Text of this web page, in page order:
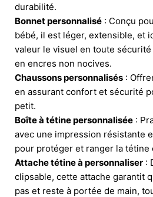
durabilité.
Bonnet personnalisé : Conçu
bébé, il est léger, extensible, et
valeur le visuel en toute sécurité
en encres non nocives.
Chaussons personnalisés :
en assurant confort et sécurité
petit.
Boîte à tétine personnalisée :
avec une impression résistante
pour protéger et ranger la tétine
Attache tétine à personnaliser :
clipsable, cette attache garantit
pas et reste à portée de main,